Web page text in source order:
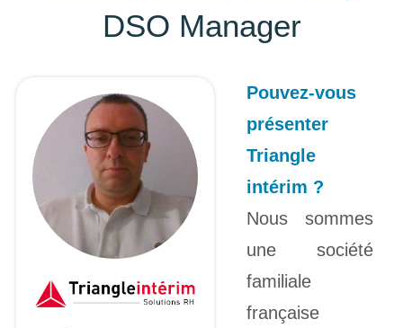
DSO Manager
Pouvez-vous
présenter
Triangle
intérim ?
Nous sommes
une société
familiale
française